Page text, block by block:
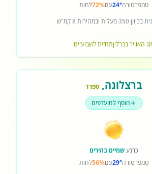
טמפרטורה24°עם72%לחות
בכיוון350מעלות ובמהירות8קמ"ש
האוויר בברליןתחזית לשבועיים
ברצלונה, ספרד
הוסף למועדפים
כרגעשמיים בהירים
טמפרטורה29°עם56%לחות